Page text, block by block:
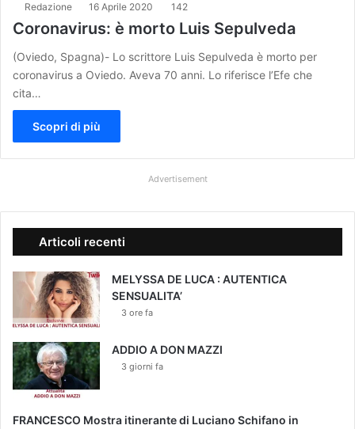
Redazione 16 Aprile 2020 142
Coronavirus: è morto Luis Sepulveda
(Oviedo, Spagna)- Lo scrittore Luis Sepulveda è morto per
coronavirus a Oviedo. Aveva 70 anni. Lo riferisce l’Efe che
cita…
Scopri di più
Advertisement
Articoli recenti
MELYSSA DE LUCA : AUTENTICA
SENSUALITA’
3 ore fa
ADDIO A DON MAZZI
3 giorni fa
FRANCESCO Mostra itinerante di Luciano Schifano in